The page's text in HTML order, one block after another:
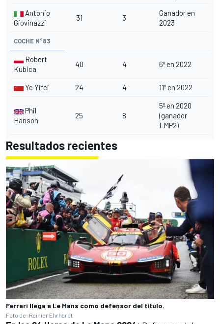
Antonio
Giovinazzi
31 3
Ganador en
2023
COCHE N°83
Robert
Kubica
40 4 6º en 2022
Ye Yifei 24 4 11º en 2022
Phil
Hanson
25 8
5º en 2020
(ganador
LMP2)
Resultados recientes
Ferrari llega a Le Mans como defensor del título.
Foto de: Rainier Ehrhardt